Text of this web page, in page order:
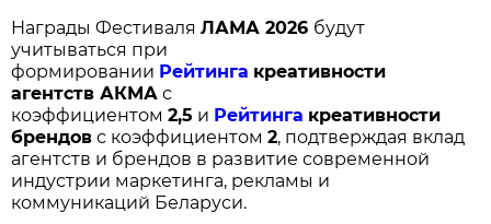
Награды ФестиваляЛАМА2026 будут
учитываться при
формировании Рейтинга креативности
агентств АКМА с
коэффициентом2,5 и Рейтинга креативности
брендов с коэффициентом2, подтверждая вклад
агентств и брендов в развитие современной
индустрии маркетинга, рекламы и
коммуникаций Беларуси.